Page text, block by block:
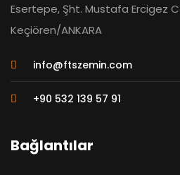
Esertepe, Şht. Mustafa Ercigez
Keçiören/ANKARA
info@ftszemin.com
+90 532 139 57 91
Bağlantılar